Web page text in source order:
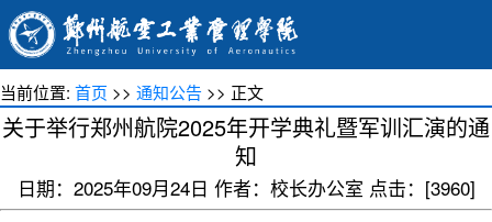
当前位置: 首页 >> 通知公告 >> 正文
关于举行郑州航院2025年开学典礼暨军训汇演的通
知
日期：2025年09月24日 作者：校长办公室 点击：[3960]